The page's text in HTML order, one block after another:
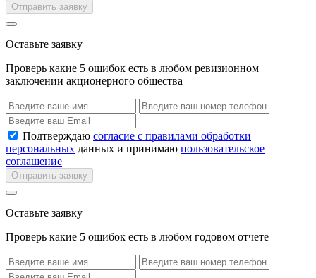
Отправить заявку
Оставьте заявку
Проверь какие 5 ошибок есть в любом ревизионном
заключении акционерного общества
Подтверждаю согласие с правилами обработки
персональных данных и принимаю пользовательское
соглашение
Отправить заявку
Оставьте заявку
Проверь какие 5 ошибок есть в любом годовом отчете